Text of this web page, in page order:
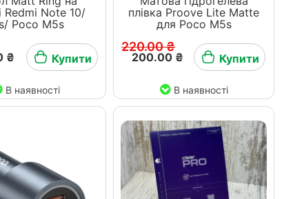
Redmi Note 10/
Poco M5s
₴ Купити
В наявності
плівка Proove Lite Matte
для Poco M5s
220.00 ₴
200.00 ₴ Купити
В наявності